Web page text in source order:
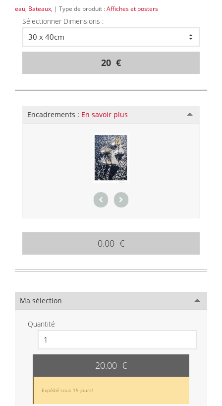
eau Bateaux , | Type de produit :Affiches et posters
Sélectionner Dimensions :
20 €
Encadrements : En savoir plus
0.00 €
Ma sélection
Quantité
20.00 €
Expédié sous 15 jours!